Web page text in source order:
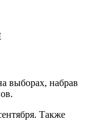
выборах, набрав
Также